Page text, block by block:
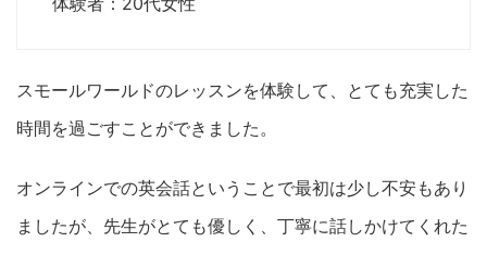
スモールワールドのレッスンを体験して、とても充実した
時間を過ごすことができました。
オンラインでの英会話ということで最初は少し不安もあり
ましたが、先生がとても優しく、丁寧に話しかけてくれた